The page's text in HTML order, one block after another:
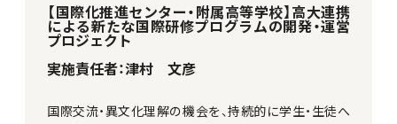
【国際化推進センター・附属高等学校】高大連携
による新たな国際研修プログラムの開発・運営
プロジェクト
実施責任者：津村 文彦
国際交流・異文化理解の機会を、持続的に学生・生徒へ